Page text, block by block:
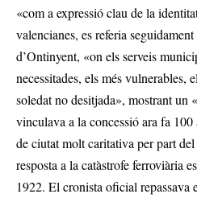
«com a expressió clau de la
valencianes, es referia
d’Ontinyent, «on els serveis
necessitades, els més vulnerables,
soledat no desitjada», mostrant
vinculava a la concessió ara fa
de ciutat molt caritativa per part
resposta a la catàstrofe ferroviària
1922. El cronista oficial repassava